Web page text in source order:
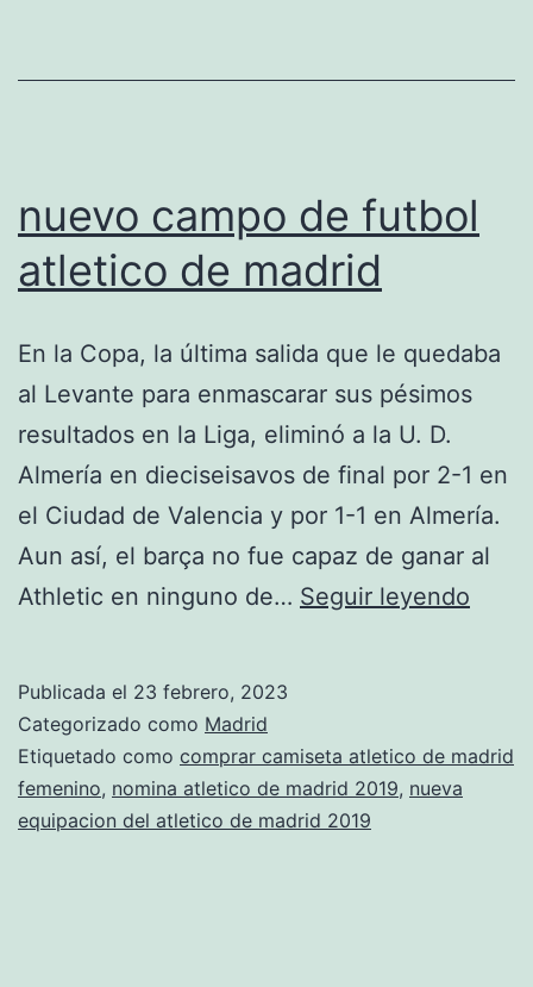
nuevo campo de futbol
atletico de madrid
En la Copa, la última salida que le quedaba
al Levante para enmascarar sus pésimos
resultados en la Liga, eliminó a la U. D.
Almería en dieciseisavos de final por 2-1 en
el Ciudad de Valencia y por 1-1 en Almería.
Aun así, el barça no fue capaz de ganar al
Athletic en ninguno de… Seguir leyendo
Publicada el 23 febrero, 2023
Categorizado como Madrid
Etiquetado como comprar camiseta atletico de madrid
femenino, nomina atletico de madrid 2019, nueva
equipacion del atletico de madrid 2019